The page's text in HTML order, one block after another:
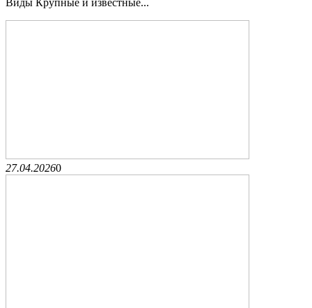
Виды Крупные и известные...
27.04.20260